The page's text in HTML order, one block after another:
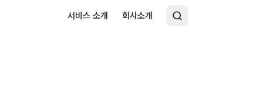
서비스 소개 회사소개